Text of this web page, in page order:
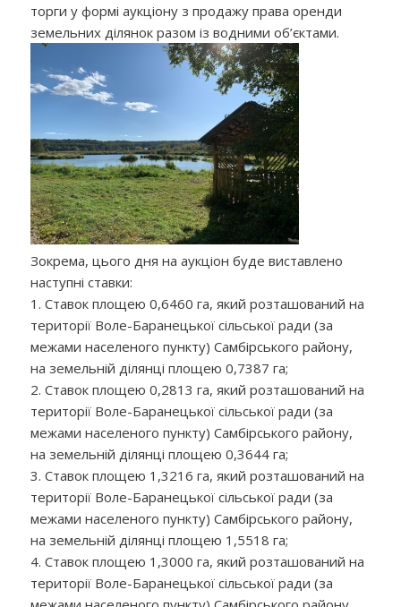
торги у формі аукціону з продажу права оренди
земельних ділянок разом із водними об’єктами.
Зокрема, цього дня на аукціон буде виставлено
наступні ставки:
1. Ставок площею 0,6460 га, який розташований на
території Воле-Баранецької сільської ради (за
межами населеного пункту) Самбірського району,
на земельній ділянці площею 0,7387 га;
2. Ставок площею 0,2813 га, який розташований на
території Воле-Баранецької сільської ради (за
межами населеного пункту) Самбірського району,
на земельній ділянці площею 0,3644 га;
3. Ставок площею 1,3216 га, який розташований на
території Воле-Баранецької сільської ради (за
межами населеного пункту) Самбірського району,
на земельній ділянці площею 1,5518 га;
4. Ставок площею 1,3000 га, який розташований на
території Воле-Баранецької сільської ради (за